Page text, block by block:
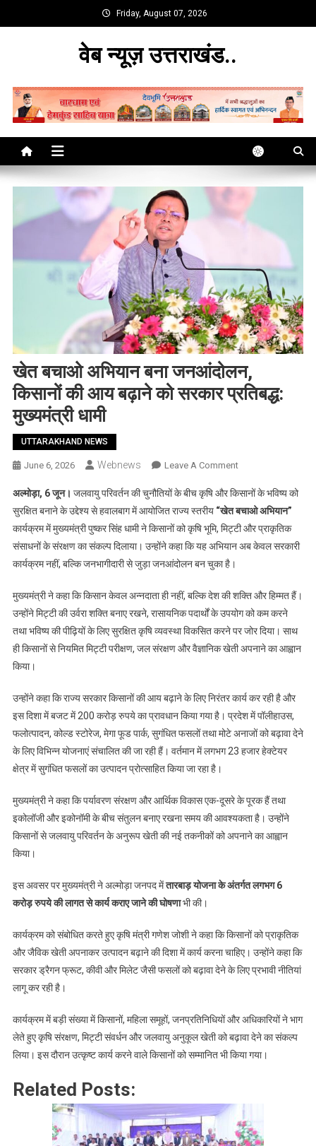
to
Friday, August 07, 2026
वेब न्यूज़ उत्तराखंड..
खेत बचाओ अभियान बना जनआंदोलन,
किसानों की आय बढ़ाने को सरकार प्रतिबद्ध:
मुख्यमंत्री धामी
UTTARAKHAND NEWS
June 6, 2026 Webnews Leave A CommentOn
बचाओ
अभियान
बना
जनआंदोलन,
आय
बढ़ाने
को
सरकार
धामी
अल्मोड़ा, 6 जून। जलवायु परिवर्तन की चुनौतियों के बीच कृषि और किसानों के भविष्य को
सुरक्षित बनाने के उद्देश्य से हवालबाग में आयोजित राज्य स्तरीय “खेत बचाओ अभियान”
कार्यक्रम में मुख्यमंत्री पुष्कर सिंह धामी ने किसानों को कृषि भूमि, मिट्टी और प्राकृतिक
संसाधनों के संरक्षण का संकल्प दिलाया। उन्होंने कहा कि यह अभियान अब केवल सरकारी
कार्यक्रम नहीं, बल्कि जनभागीदारी से जुड़ा जनआंदोलन बन चुका है।
मुख्यमंत्री ने कहा कि किसान केवल अन्नदाता ही नहीं, बल्कि देश की शक्ति और हिम्मत हैं।
उन्होंने मिट्टी की उर्वरा शक्ति बनाए रखने, रासायनिक पदार्थों के उपयोग को कम करने
तथा भविष्य की पीढ़ियों के लिए सुरक्षित कृषि व्यवस्था विकसित करने पर जोर दिया। साथ
ही किसानों से नियमित मिट्टी परीक्षण, जल संरक्षण और वैज्ञानिक खेती अपनाने का आह्वान
किया।
उन्होंने कहा कि राज्य सरकार किसानों की आय बढ़ाने के लिए निरंतर कार्य कर रही है और
इस दिशा में बजट में 200 करोड़ रुपये का प्रावधान किया गया है। प्रदेश में पॉलीहाउस,
फलोत्पादन, कोल्ड स्टोरेज, मेगा फूड पार्क, सुगंधित फसलों तथा मोटे अनाजों को बढ़ावा देने
के लिए विभिन्न योजनाएं संचालित की जा रही हैं। वर्तमान में लगभग 23 हजार हेक्टेयर
क्षेत्र में सुगंधित फसलों का उत्पादन प्रोत्साहित किया जा रहा है।
मुख्यमंत्री ने कहा कि पर्यावरण संरक्षण और आर्थिक विकास एक-दूसरे के पूरक हैं तथा
इकोलॉजी और इकोनॉमी के बीच संतुलन बनाए रखना समय की आवश्यकता है। उन्होंने
किसानों से जलवायु परिवर्तन के अनुरूप खेती की नई तकनीकों को अपनाने का आह्वान
किया।
इस अवसर पर मुख्यमंत्री ने अल्मोड़ा जनपद मेंतारबाड़ योजना के अंतर्गत लगभग 6
करोड़ रुपये की लागत से कार्य कराए जाने की घोषणाभी की।
कार्यक्रम को संबोधित करते हुए कृषि मंत्री गणेश जोशी ने कहा कि किसानों को प्राकृतिक
और जैविक खेती अपनाकर उत्पादन बढ़ाने की दिशा में कार्य करना चाहिए। उन्होंने कहा कि
सरकार ड्रैगन फ्रूट, कीवी और मिलेट जैसी फसलों को बढ़ावा देने के लिए प्रभावी नीतियां
लागू कर रही है।
कार्यक्रम में बड़ी संख्या में किसानों, महिला समूहों, जनप्रतिनिधियों और अधिकारियों ने भाग
लेते हुए कृषि संरक्षण, मिट्टी संवर्धन और जलवायु अनुकूल खेती को बढ़ावा देने का संकल्प
लिया। इस दौरान उत्कृष्ट कार्य करने वाले किसानों को सम्मानित भी किया गया।
Related Posts: